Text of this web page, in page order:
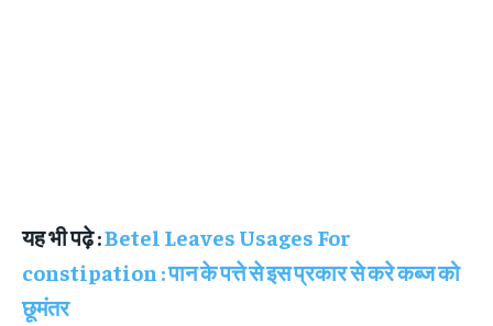
यह भी पढ़े :Betel Leaves Usages For
constipation : पान के पत्ते से इस प्रकार से करे कब्ज को
छूमंतर